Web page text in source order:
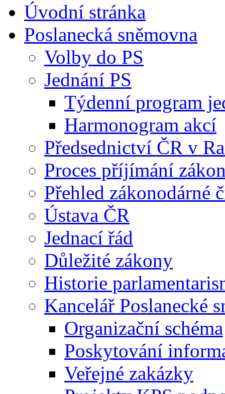
Úvodní stránka
Poslanecká sněmovna
Volby do PS
Jednání PS
Týdenní program
Harmonogram akcí
Předsednictví ČR v
Proces příjímání
Přehled zákonodárné
Ústava ČR
Jednací řád
Důležité zákony
Historie
Kancelář Poslanecké
Organizační schéma
Poskytování
Veřejné zakázky